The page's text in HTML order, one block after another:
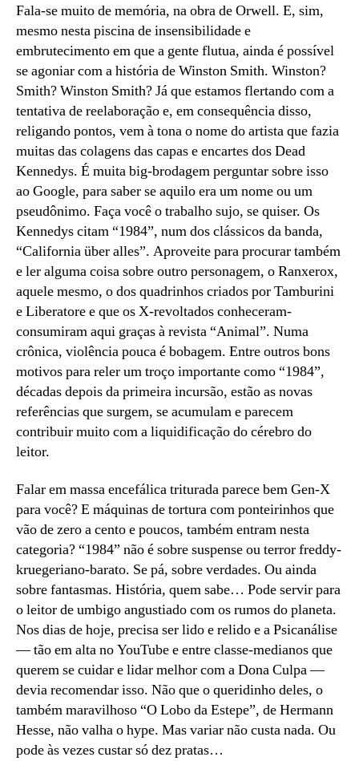
Fala-se muito de memória, na obra de Orwell. E, sim,
mesmo nesta piscina de insensibilidade e
embrutecimento em que a gente flutua, ainda é possível
se agoniar com a história de Winston Smith. Winston?
Smith? Winston Smith? Já que estamos flertando com a
tentativa de reelaboração e, em consequência disso,
religando pontos, vem à tona o nome do artista que fazia
muitas das colagens das capas e encartes dos Dead
Kennedys. É muita big-brodagem perguntar sobre isso
ao Google, para saber se aquilo era um nome ou um
pseudônimo. Faça você o trabalho sujo, se quiser. Os
Kennedys citam “1984”, num dos clássicos da banda,
“California über alles”. Aproveite para procurar também
e ler alguma coisa sobre outro personagem, o Ranxerox,
aquele mesmo, o dos quadrinhos criados por Tamburini
e Liberatore e que os X-revoltados conheceram-
consumiram aqui graças à revista “Animal”. Numa
crônica, violência pouca é bobagem. Entre outros bons
motivos para reler um troço importante como “1984”,
décadas depois da primeira incursão, estão as novas
referências que surgem, se acumulam e parecem
contribuir muito com a liquidificação do cérebro do
leitor.
Falar em massa encefálica triturada parece bem Gen-X
para você? E máquinas de tortura com ponteirinhos que
vão de zero a cento e poucos, também entram nesta
categoria? “1984” não é sobre suspense ou terror freddy-
kruegeriano-barato. Se pá, sobre verdades. Ou ainda
sobre fantasmas. História, quem sabe… Pode servir para
o leitor de umbigo angustiado com os rumos do planeta.
Nos dias de hoje, precisa ser lido e relido e a Psicanálise
— tão em alta no YouTube e entre classe-medianos que
querem se cuidar e lidar melhor com a Dona Culpa —
devia recomendar isso. Não que o queridinho deles, o
também maravilhoso “O Lobo da Estepe”, de Hermann
Hesse, não valha o hype. Mas variar não custa nada. Ou
pode às vezes custar só dez pratas…